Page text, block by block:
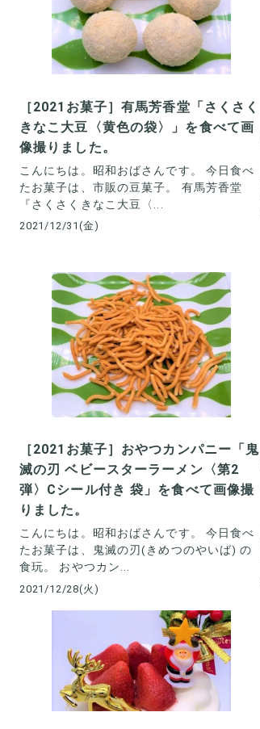
［2021お菓子］有馬芳香堂「さくさく
きなこ大豆〈黄色の袋〉」を食べて画
像撮りました。
こんにちは。昭和おばさんです。 今日食べ
たお菓子は、市販の豆菓子。 有馬芳香堂
『さくさくきなこ大豆〈...
2021/12/31(金)
［2021お菓子］おやつカンパニー「鬼
滅の刃 ベビースターラーメン〈第2
弾〉Cシール付き 袋」を食べて画像撮
りました。
こんにちは。昭和おばさんです。 今日食べ
たお菓子は、鬼滅の刃(きめつのやいば) の
食玩。 おやつカン...
2021/12/28(火)